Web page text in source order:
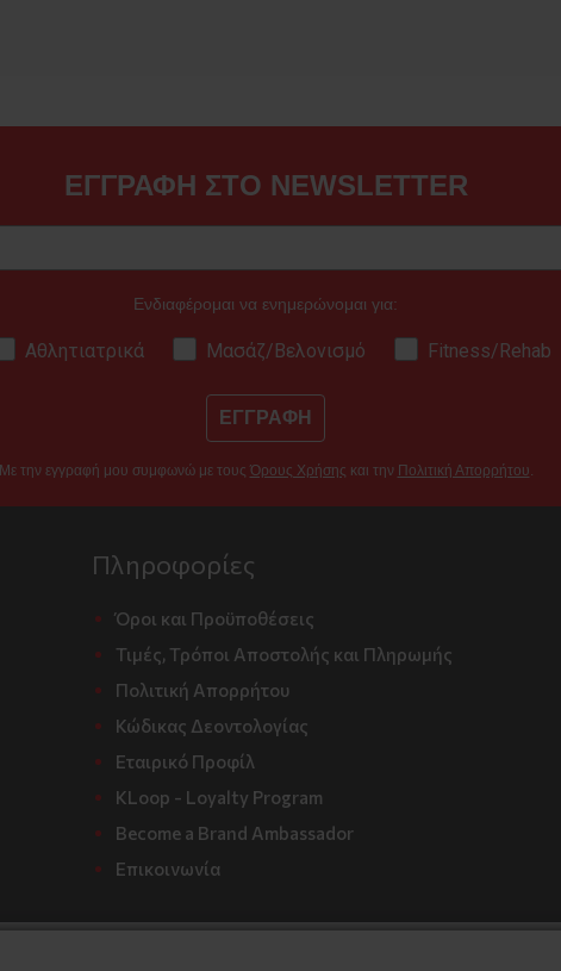
ΕΓΓΡΑΦΗ ΣΤΟ NEWSLETTER
Ενδιαφέρομαι να ενημερώνομαι για:
Αθλητιατρικά Μασάζ/Βελονισμό Fitness/Rehab
ΕΓΓΡΑΦΗ
Με την εγγραφή μου συμφωνώ με τους Όρους Χρήσης και την Πολιτική Απορρήτου.
Πληροφορίες
Όροι και Προϋποθέσεις
Τιμές, Τρόποι Αποστολής και Πληρωμής
Πολιτική Απορρήτου
Κώδικας Δεοντολογίας
Εταιρικό Προφίλ
KLoop - Loyalty Program
Become a Brand Ambassador
Επικοινωνία